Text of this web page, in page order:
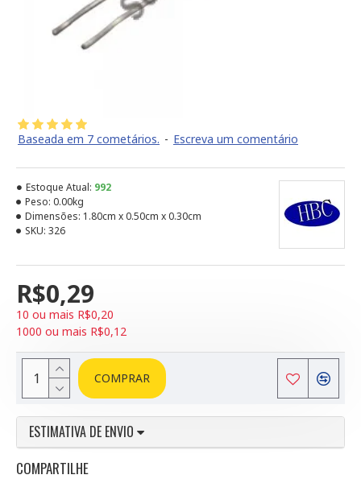
Baseada em 7 cometários. - Escreva um comentário
R$0,29
10 ou mais R$0,20
1000 ou mais R$0,12
Estoque Atual: 992
Peso: 0.00kg
Dimensões: 1.80cm x 0.50cm x 0.30cm
SKU: 326
COMPRAR
ESTIMATIVA DE ENVIO
COMPARTILHE